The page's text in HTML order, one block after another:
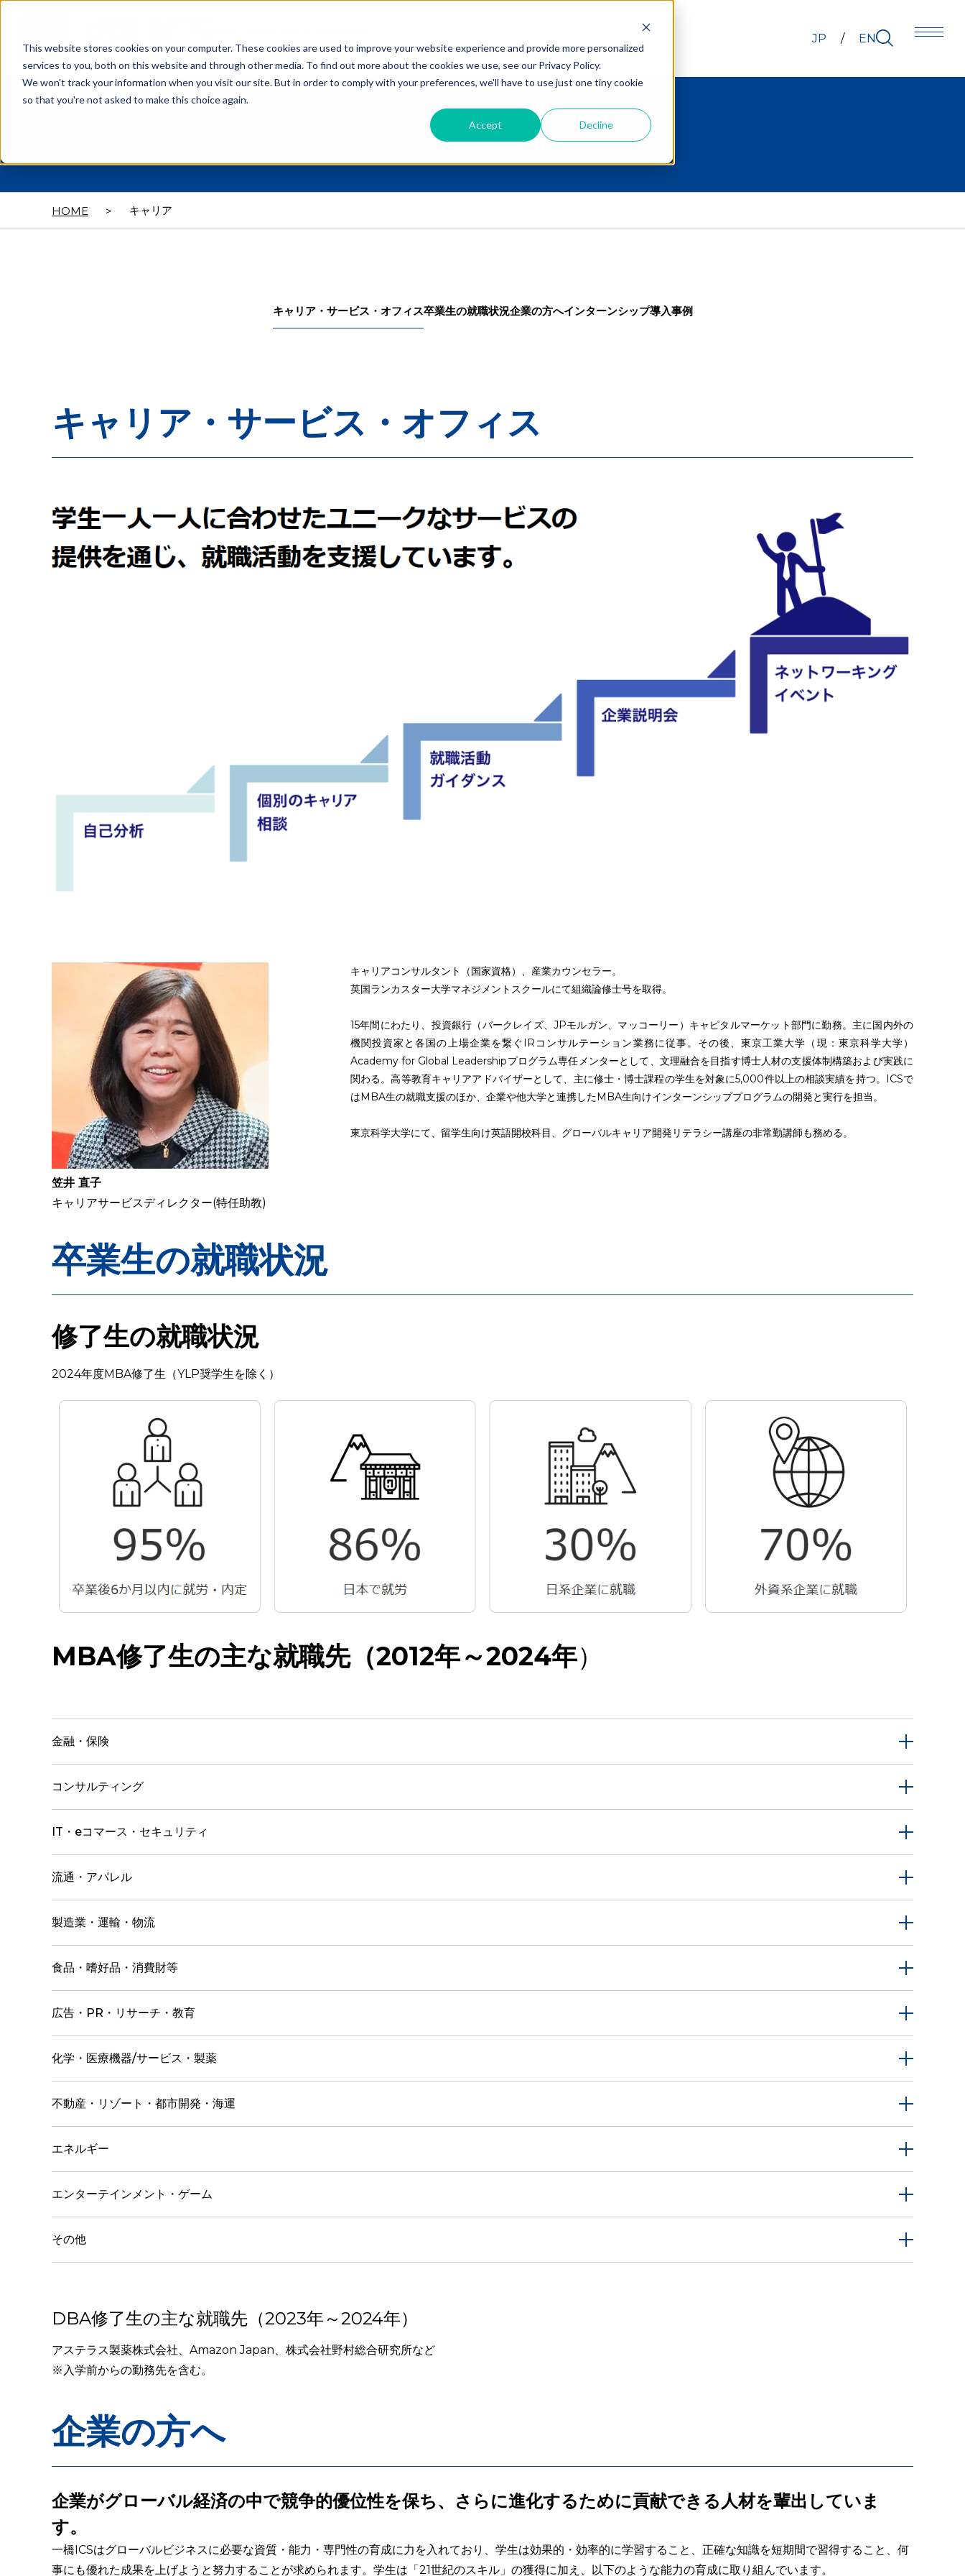
This website stores cookies on your computer. These cookies are used to improve your website experience and provide more personalized
services to you, both on this website and through other media. To find out more about the cookies we use, see our Privacy Policy.
We won't track your information when you visit our site. But in order to comply with your preferences, we'll have to use just one tiny cookie
so that you're not asked to make this choice again.
Accept Decline
JP EN
キャリア
HOME > キャリア
キャリア・サービス・オフィス卒業生の就職状況企業の方へインターンシップ導入事例
キャリア・サービス・オフィス
笠井 直子
キャリアサービスディレクター(特任助教)
キャリアコンサルタント（国家資格）、産業カウンセラー。
英国ランカスター大学マネジメントスクールにて組織論修士号を取得。
15年間にわたり、投資銀行（バークレイズ、JPモルガン、マッコーリー）キャピタルマーケット部門に勤務。主に国内外の
機関投資家と各国の上場企業を繋ぐIRコンサルテーション業務に従事。その後、東京工業大学（現：東京科学大学）
Academy for Global Leadershipプログラム専任メンターとして、文理融合を目指す博士人材の支援体制構築および実践に
関わる。高等教育キャリアアドバイザーとして、主に修士・博士課程の学生を対象に5,000件以上の相談実績を持つ。ICSで
はMBA生の就職支援のほか、企業や他大学と連携したMBA生向けインターンシッププログラムの開発と実行を担当。
東京科学大学にて、留学生向け英語開校科目、グローバルキャリア開発リテラシー講座の非常勤講師も務める。
卒業生の就職状況
修了生の就職状況
2024年度MBA修了生（YLP奨学生を除く）
MBA修了生の主な就職先（2012年～2024年）
金融・保険
コンサルティング
IT・eコマース・セキュリティ
流通・アパレル
製造業・運輸・物流
食品・嗜好品・消費財等
広告・PR・リサーチ・教育
化学・医療機器/サービス・製薬
不動産・リゾート・都市開発・海運
エネルギー
エンターテインメント・ゲーム
その他
DBA修了生の主な就職先（2023年～2024年）
アステラス製薬株式会社、Amazon Japan、株式会社野村総合研究所など
※入学前からの勤務先を含む。
企業の方へ
企業がグローバル経済の中で競争的優位性を保ち、さらに進化するために貢献できる人材を輩出していま
す。
一橋ICSはグローバルビジネスに必要な資質・能力・専門性の育成に力を入れており、学生は効果的・効率的に学習すること、正確な知識を短期間で習得すること、何
事にも優れた成果を上げようと努力することが求められます。学生は「21世紀のスキル」の獲得に加え、以下のような能力の育成に取り組んでいます。